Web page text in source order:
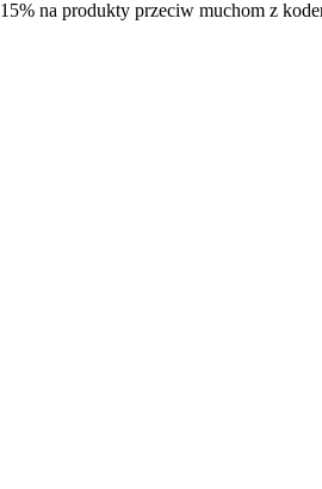
15% na produkty przeciw muchom z